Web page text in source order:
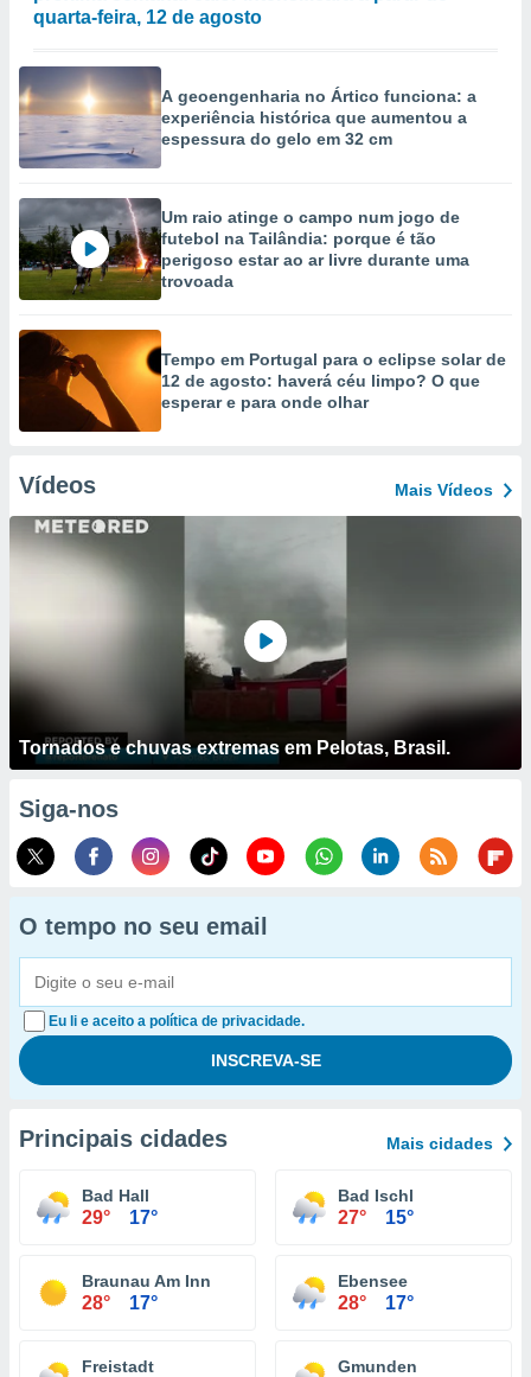
quarta-feira, 12 de agosto
A geoengenharia no Ártico funciona: a
experiência histórica que aumentou a
espessura do gelo em 32 cm
Um raio atinge o campo num jogo de
futebol na Tailândia: porque é tão
perigoso estar ao ar livre durante uma
trovoada
Tempo em Portugal para o eclipse solar de
12 de agosto: haverá céu limpo? O que
esperar e para onde olhar
Vídeos Mais Vídeos
Tornados e chuvas extremas em Pelotas, Brasil.
Siga-nos
O tempo no seu email
Eu li e aceito a política de privacidade.
Principais cidades Mais cidades
Bad Hall
29° 17°
Bad Ischl
27° 15°
Braunau Am Inn
28° 17°
Ebensee
28° 17°
Freistadt Gmunden